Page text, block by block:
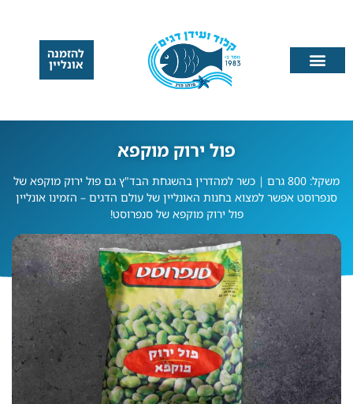
להזמנה
אונליין
פול ירוק מוקפא
משקל: 800 גרם | כשר למהדרין בהשגחת הבד"ץ גם פול ירוק מוקפא של
סנפרוסט אפשר למצוא בחנות האונליין של עולם הדגים – הזמינו אונליין
פול ירוק מוקפא של סנפרוסט!